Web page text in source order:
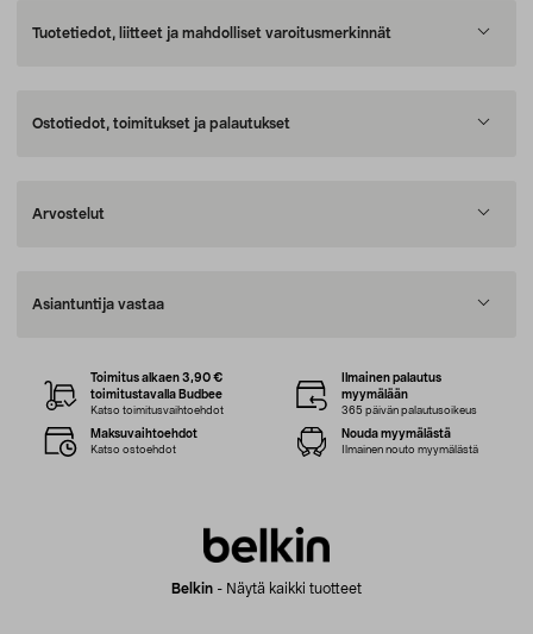
Tuotetiedot, liitteet ja mahdolliset varoitusmerkinnät
Ostotiedot, toimitukset ja palautukset
Arvostelut
Asiantuntija vastaa
Belkin - Näytä kaikki tuotteet
Toimitus alkaen 3,90 €
toimitustavalla Budbee
Katso toimitusvaihtoehdot
Ilmainen palautus
myymälään
365 päivän palautusoikeus
Maksuvaihtoehdot
Katso ostoehdot
Nouda myymälästä
Ilmainen nouto myymälästä